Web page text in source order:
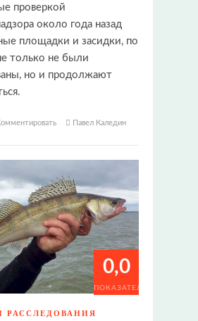
проверкой
около года назад
площадки и засидки, по
только не были
но и продолжают
Павел Каледин
0,0
ПОКАЗАТЕЛИ
РАССЛЕДОВАНИЯ